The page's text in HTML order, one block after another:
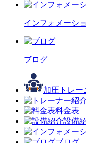
インフォメーシ
ブログ
加圧トレー
料金表
設備